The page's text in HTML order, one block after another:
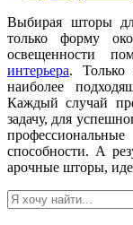
Выбирая шторы
только форму
освещенности
интерьера. Только
наиболее
Каждый случай
задачу, для
способности. А
арочные шторы,